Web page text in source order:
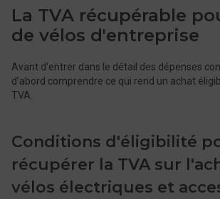
La TVA récupérable
de vélos d'entreprise
Avant d’entrer dans le détail des dépenses
d’abord comprendre ce qui rend un achat
TVA.
Conditions d'éligibilité
récupérer la TVA sur
vélos électriques et